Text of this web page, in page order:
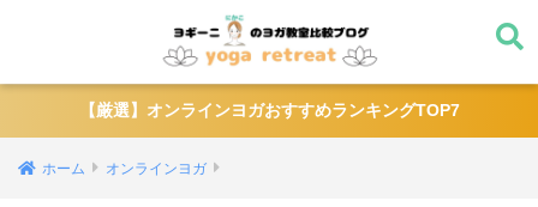
【厳選】オンラインヨガおすすめランキングTOP7
ホーム オンラインヨガ